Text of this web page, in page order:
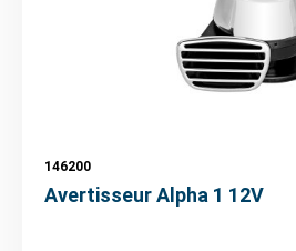
146200
Avertisseur Alpha 1 12V